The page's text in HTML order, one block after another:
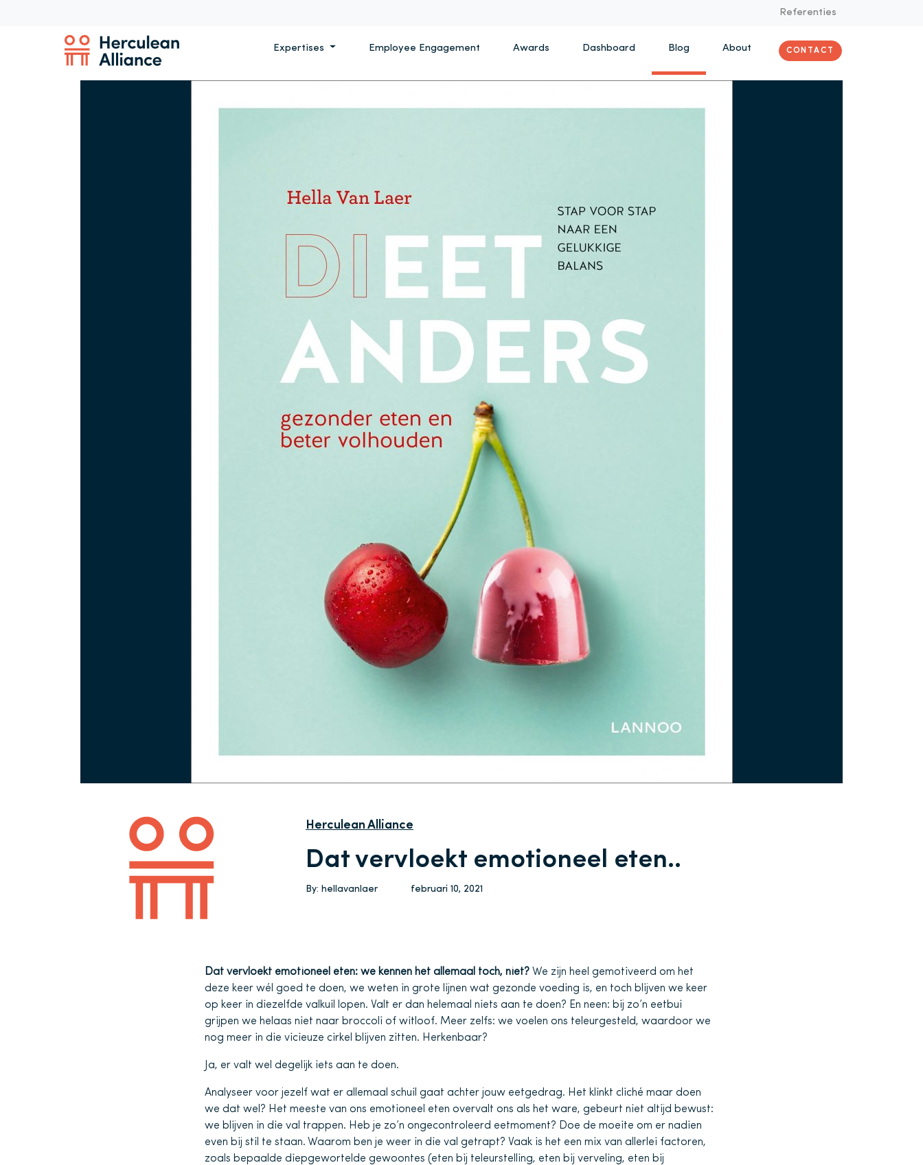
Referenties
Expertises Employee Engagement Awards Dashboard Blog About CONTACT
Herculean Alliance
Dat vervloekt emotioneel eten..
By: hellavanlaer februari 10, 2021
Dat vervloekt emotioneel eten: we kennen het allemaal toch, niet? We zijn heel gemotiveerd om het
deze keer wél goed te doen, we weten in grote lijnen wat gezonde voeding is, en toch blijven we keer
op keer in diezelfde valkuil lopen. Valt er dan helemaal niets aan te doen? En neen: bij zo’n eetbui
grijpen we helaas niet naar broccoli of witloof. Meer zelfs: we voelen ons teleurgesteld, waardoor we
nog meer in die vicieuze cirkel blijven zitten. Herkenbaar?
Ja, er valt wel degelijk iets aan te doen.
Analyseer voor jezelf wat er allemaal schuil gaat achter jouw eetgedrag. Het klinkt cliché maar doen
we dat wel? Het meeste van ons emotioneel eten overvalt ons als het ware, gebeurt niet altijd bewust:
we blijven in die val trappen. Heb je zo’n ongecontroleerd eetmoment? Doe de moeite om er nadien
even bij stil te staan. Waarom ben je weer in die val getrapt? Vaak is het een mix van allerlei factoren,
zoals bepaalde diepgewortelde gewoontes (eten bij teleurstelling, eten bij verveling, eten bij